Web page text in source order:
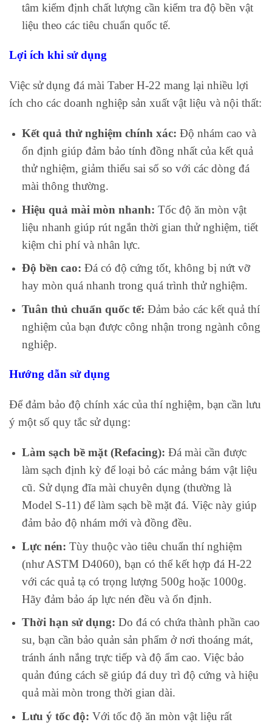
tâm kiểm định chất lượng cần kiểm tra độ bền vật
liệu theo các tiêu chuẩn quốc tế.
Lợi ích khi sử dụng
Việc sử dụng đá mài Taber H-22 mang lại nhiều lợi
ích cho các doanh nghiệp sản xuất vật liệu và nội thất:
Kết quả thử nghiệm chính xác: Độ nhám cao và
ổn định giúp đảm bảo tính đồng nhất của kết quả
thử nghiệm, giảm thiểu sai số so với các dòng đá
mài thông thường.
Hiệu quả mài mòn nhanh: Tốc độ ăn mòn vật
liệu nhanh giúp rút ngắn thời gian thử nghiệm, tiết
kiệm chi phí và nhân lực.
Độ bền cao: Đá có độ cứng tốt, không bị nứt vỡ
hay mòn quá nhanh trong quá trình thử nghiệm.
Tuân thủ chuẩn quốc tế: Đảm bảo các kết quả thí
nghiệm của bạn được công nhận trong ngành công
nghiệp.
Hướng dẫn sử dụng
Để đảm bảo độ chính xác của thí nghiệm, bạn cần lưu
ý một số quy tắc sử dụng:
Làm sạch bề mặt (Refacing): Đá mài cần được
làm sạch định kỳ để loại bỏ các mảng bám vật liệu
cũ. Sử dụng đĩa mài chuyên dụng (thường là
Model S-11) để làm sạch bề mặt đá. Việc này giúp
đảm bảo độ nhám mới và đồng đều.
Lực nén: Tùy thuộc vào tiêu chuẩn thí nghiệm
(như ASTM D4060), bạn có thể kết hợp đá H-22
với các quả tạ có trọng lượng 500g hoặc 1000g.
Hãy đảm bảo áp lực nén đều và ổn định.
Thời hạn sử dụng: Do đá có chứa thành phần cao
su, bạn cần bảo quản sản phẩm ở nơi thoáng mát,
tránh ánh nắng trực tiếp và độ ẩm cao. Việc bảo
quản đúng cách sẽ giúp đá duy trì độ cứng và hiệu
quả mài mòn trong thời gian dài.
Lưu ý tốc độ: Với tốc độ ăn mòn vật liệu rất